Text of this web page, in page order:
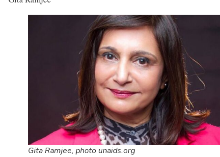
Gita Ramjee, photo unaids.org